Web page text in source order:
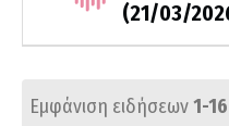
(21/03/
Εμφάνιση ειδήσεων1-16